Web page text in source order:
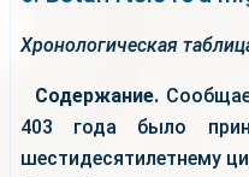
Хронологическая
Содержание.
403 года было
шестидесятилетнему